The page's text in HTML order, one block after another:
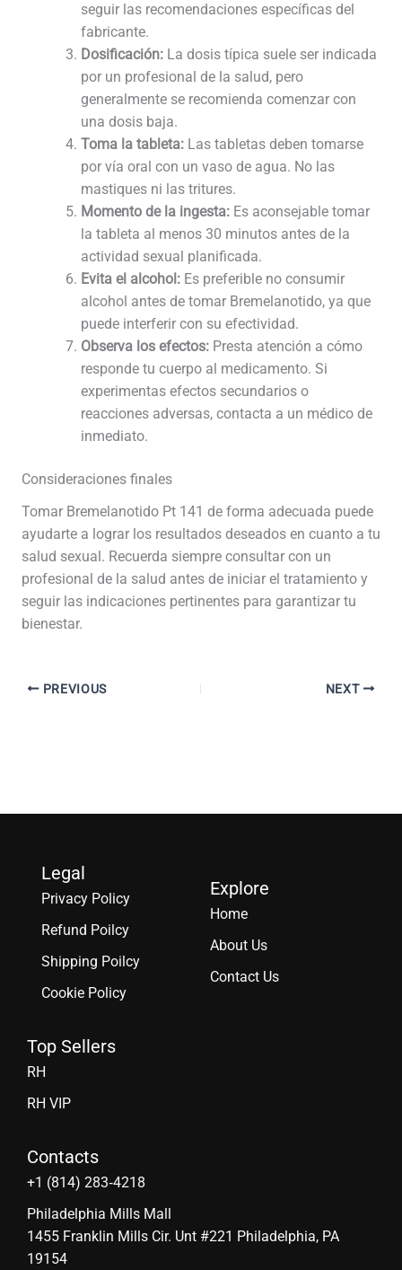
seguir las recomendaciones específicas del
fabricante.
Dosificación: La dosis típica suele ser indicada
por un profesional de la salud, pero
generalmente se recomienda comenzar con
una dosis baja.
Toma la tableta: Las tabletas deben tomarse
por vía oral con un vaso de agua. No las
mastiques ni las tritures.
Momento de la ingesta: Es aconsejable tomar
la tableta al menos 30 minutos antes de la
actividad sexual planificada.
Evita el alcohol: Es preferible no consumir
alcohol antes de tomar Bremelanotido, ya que
puede interferir con su efectividad.
Observa los efectos: Presta atención a cómo
responde tu cuerpo al medicamento. Si
experimentas efectos secundarios o
reacciones adversas, contacta a un médico de
inmediato.
Consideraciones finales
Tomar Bremelanotido Pt 141 de forma adecuada puede
ayudarte a lograr los resultados deseados en cuanto a tu
salud sexual. Recuerda siempre consultar con un
profesional de la salud antes de iniciar el tratamiento y
seguir las indicaciones pertinentes para garantizar tu
bienestar.
PREVIOUS NEXT
Legal
Privacy Policy
Refund Poilcy
Shipping Poilcy
Cookie Policy
Explore
Home
About Us
Contact Us
Top Sellers
RH
RH VIP
Contacts
‪+1 (814) 283‑4218
Philadelphia Mills Mall
1455 Franklin Mills Cir. Unt #221 Philadelphia, PA
19154